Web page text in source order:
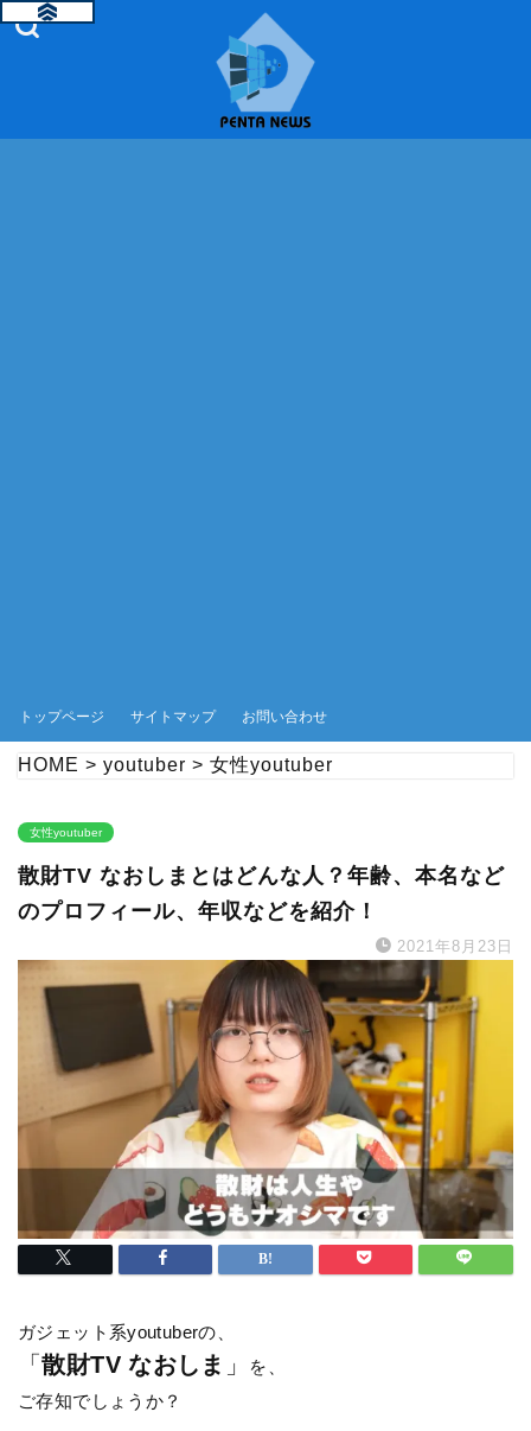
トップページ サイトマップ お問い合わせ
HOME > youtuber > 女性youtuber
女性youtuber
散財TV なおしまとはどんな人？年齢、本名など
のプロフィール、年収などを紹介！
2021年8月23日
ガジェット系youtuberの、
「散財TV なおしま 」
を、
ご存知でしょうか？